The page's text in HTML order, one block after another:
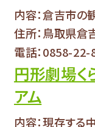
住所：鳥取県
電話：0858-22-
円形劇場く
アム